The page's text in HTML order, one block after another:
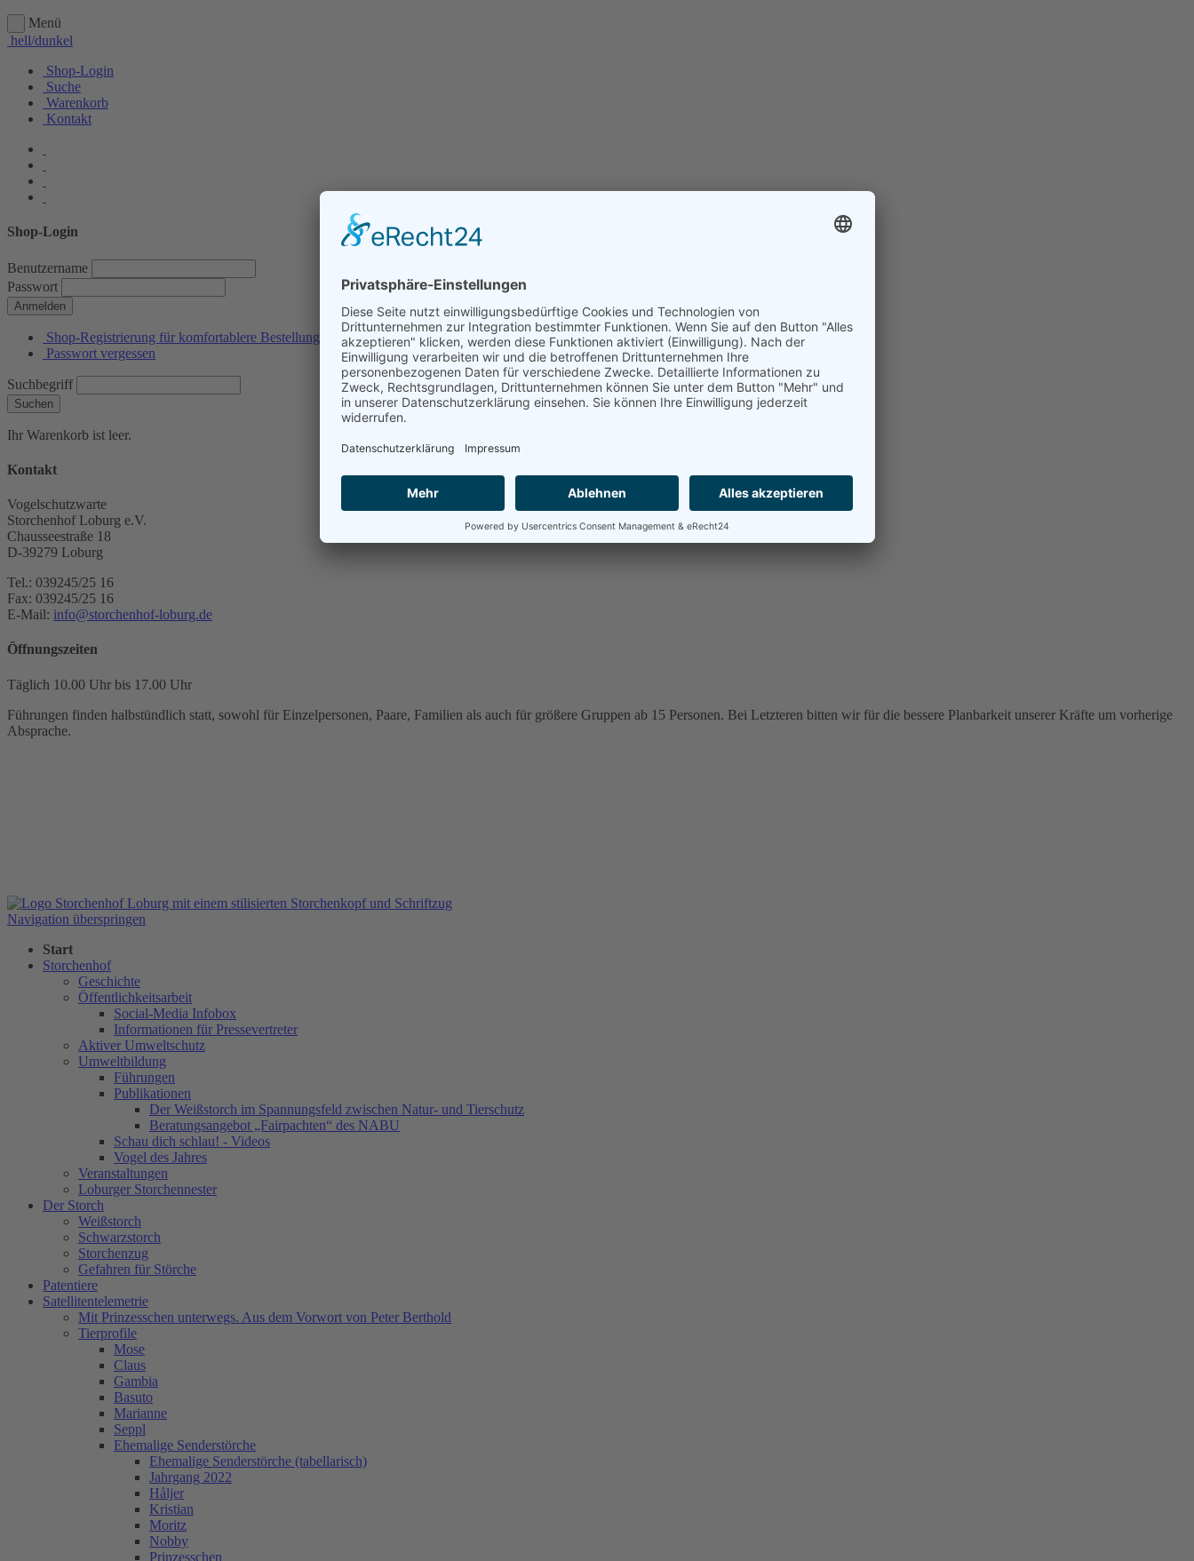
Menü
hell/dunkel
Shop-Login
Suche
Warenkorb
Kontakt
Shop-Login
Benutzername
Passwort
Anmelden
Shop-Registrierung für komfortablere Bestellungen
Passwort vergessen
Suchbegriff
Suchen
Ihr Warenkorb ist leer.
Kontakt
Vogelschutzwarte
Storchenhof Loburg e.V.
Chausseestraße 18
D-39279 Loburg
Tel.: 039245/25 16
Fax: 039245/25 16
E-Mail: info@storchenhof-loburg.de
Öffnungszeiten
Täglich 10.00 Uhr bis 17.00 Uhr
Führungen finden halbstündlich statt, sowohl für Einzelpersonen, Paare, Familien als auch für größere Gruppen ab 15 Personen. Bei Letzteren bitten wir für die bessere Planbarkeit unserer Kräfte um vorherige
Absprache.
Navigation überspringen
Start
Storchenhof
Geschichte
Öffentlichkeitsarbeit
Social-Media Infobox
Informationen für Pressevertreter
Aktiver Umweltschutz
Umweltbildung
Führungen
Publikationen
Der Weißstorch im Spannungsfeld zwischen Natur- und Tierschutz
Beratungsangebot „Fairpachten“ des NABU
Schau dich schlau! - Videos
Vogel des Jahres
Veranstaltungen
Loburger Storchennester
Der Storch
Weißstorch
Schwarzstorch
Storchenzug
Gefahren für Störche
Patentiere
Satellitentelemetrie
Mit Prinzesschen unterwegs. Aus dem Vorwort von Peter Berthold
Tierprofile
Mose
Claus
Gambia
Basuto
Marianne
Seppl
Ehemalige Senderstörche
Ehemalige Senderstörche (tabellarisch)
Jahrgang 2022
Håljer
Kristian
Moritz
Nobby
Prinzesschen